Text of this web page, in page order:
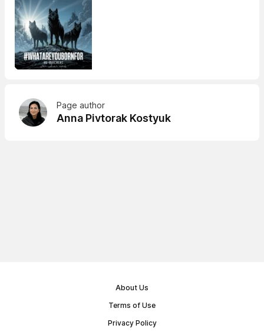
Page author
Anna Pivtorak Kostyuk
About Us
Terms of Use
Privacy Policy